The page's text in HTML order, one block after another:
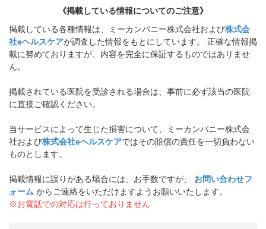
《掲載している情報についてのご注意》
掲載している各種情報は、ミーカンパニー株式会社および株式会
社eヘルスケアが調査した情報をもとにしています。 正確な情報掲
載に努めておりますが、内容を完全に保証するものではありませ
ん。
掲載されている医院を受診される場合は、事前に必ず該当の医院
に直接ご確認ください。
当サービスによって生じた損害について、ミーカンパニー株式会
社および株式会社eヘルスケアではその賠償の責任を一切負わない
ものとします。
掲載情報に誤りがある場合には、お手数ですが、
お問い合わせフ
ォーム からご連絡をいただけますようお願いいたします。
※お電話での対応は行っておりません